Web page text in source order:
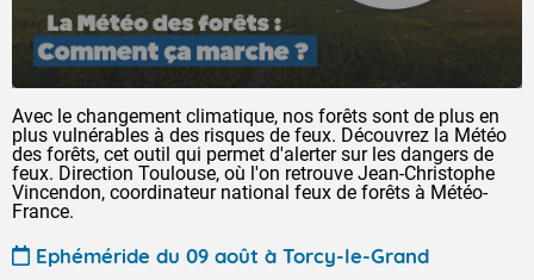
Avec le changement climatique, nos forêts sont de plus en
plus vulnérables à des risques de feux. Découvrez la Météo
des forêts, cet outil qui permet d'alerter sur les dangers de
feux. Direction Toulouse, où l'on retrouve Jean-Christophe
Vincendon, coordinateur national feux de forêts à Météo-
France.
Ephéméride du 09 août à Torcy-le-Grand